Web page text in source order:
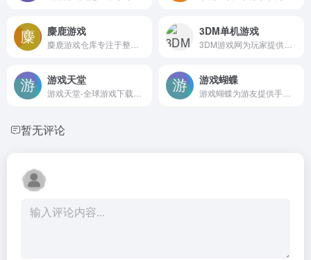
麋鹿游戏 3DM单机游戏
游戏天堂 游戏蝴蝶
暂无评论